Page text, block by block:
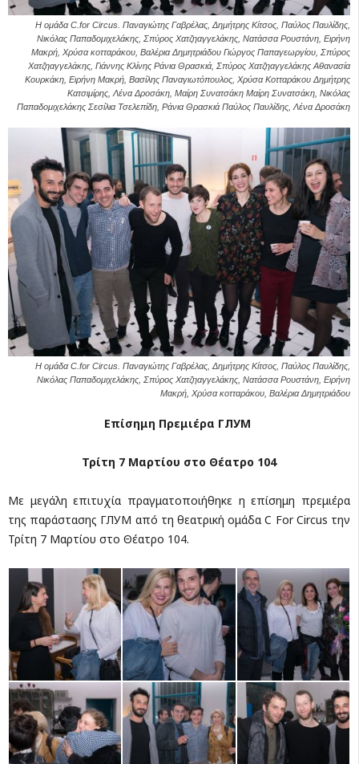
Η ομάδα C.for Circus. Παναγιώτης Γαβρέλας, Δημήτρης Κίτσος, Παύλος Παυλίδης,
Νικόλας Παπαδομιχελάκης, Σπύρος Χατζηαγγελάκης, Νατάσσα Ρουστάνη, Ειρήνη
Μακρή, Χρύσα κοτταράκου, Βαλέρια Δημητριάδου Γιώργος Παπαγεωργίου, Σπύρος
Χατζηαγγελάκης, Γιάννης Κλίνης Ράνια Θρασκιά, Σπύρος Χατζηαγγελάκης Αθανασία
Κουρκάκη, Ειρήνη Μακρή, Βασίλης Παναγιωτόπουλος, Χρύσα Κοτταράκου Δημήτρης
Κατσιμίρης, Λένα Δροσάκη, Μαίρη Συνατσάκη Μαίρη Συνατσάκη, Νικόλας
Παπαδομιχελάκης Σεσίλια Τσελεπίδη, Ράνια Θρασκιά Παύλος Παυλίδης, Λένα Δροσάκη
Η ομάδα C.for Circus. Παναγιώτης Γαβρέλας, Δημήτρης Κίτσος, Παύλος Παυλίδης,
Νικόλας Παπαδομιχελάκης, Σπύρος Χατζηαγγελάκης, Νατάσσα Ρουστάνη, Ειρήνη
Μακρή, Χρύσα κοτταράκου, Βαλέρια Δημητριάδου
Επίσημη Πρεμιέρα ГЛУМ
Τρίτη 7 Μαρτίου στο Θέατρο 104
Με μεγάλη επιτυχία πραγματοποιήθηκε η επίσημη πρεμιέρα
της παράστασης ГЛУМ από τη θεατρική ομάδα C For Circus την
Τρίτη 7 Μαρτίου στο Θέατρο 104.